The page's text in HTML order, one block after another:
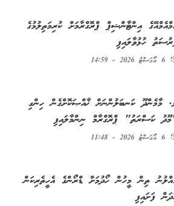
އިންޓާންޝިޕް ޕްރޮގްރާމަށް ކުރިމަތިލުމުގެ
ހުޅުވާލައިފި
6 އޯގަސްޓު 2026 - 14:59
މާމެންދޫ ކަނބަލުންނަށް ޚާއްޞަކޮށްގެން ހިންގި
ކަސްރަތު" ޕްރޮގްރާމް ނިންމާލައިފި
6 އޯގަސްޓު 2026 - 11:48
ތިން މީހުން ހޯދުމަށް ޑްރޯންގެ އެހީތެރިކަން
ފަށައިފި